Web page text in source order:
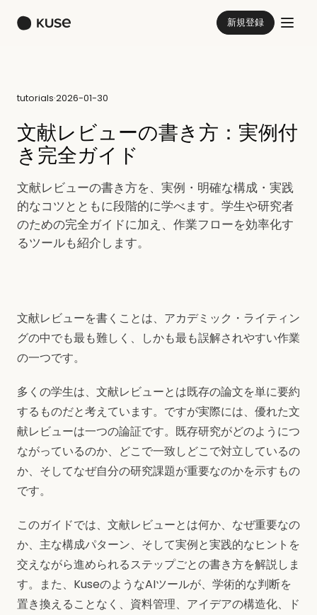
新規登録
tutorials·2026-01-30
文献レビューの書き方：実例付
き完全ガイド
文献レビューの書き方を、実例・明確な構成・実践
的なコツとともに段階的に学べます。学生や研究者
のための完全ガイドに加え、作業フローを効率化す
るツールも紹介します。
文献レビューを書くことは、アカデミック・ライティン
グの中でも最も難しく、しかも最も誤解されやすい作業
の一つです。
多くの学生は、文献レビューとは既存の論文を単に要約
するものだと考えています。ですが実際には、優れた文
献レビューは一つの論証です。既存研究がどのようにつ
ながっているのか、どこで一致しどこで対立しているの
か、そしてなぜ自分の研究課題が重要なのかを示すもの
です。
このガイドでは、文献レビューとは何か、なぜ重要なの
か、主な構成パターン、そして実例と実践的なヒントを
交えながら進められるステップごとの書き方を解説しま
す。また、KuseのようなAIツールが、学術的な判断を
置き換えることなく、資料管理、アイデアの構造化、ド